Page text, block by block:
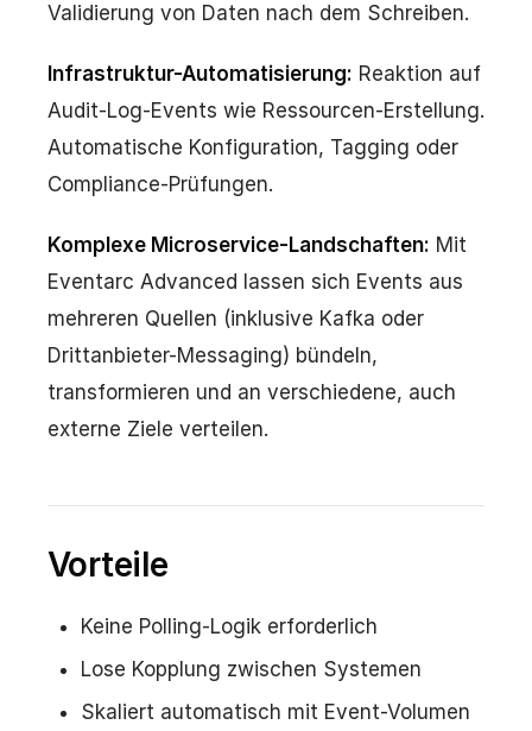
Validierung von Daten nach dem Schreiben.
Infrastruktur-Automatisierung: Reaktion auf
Audit-Log-Events wie Ressourcen-Erstellung.
Automatische Konfiguration, Tagging oder
Compliance-Prüfungen.
Komplexe Microservice-Landschaften: Mit
Eventarc Advanced lassen sich Events aus
mehreren Quellen (inklusive Kafka oder
Drittanbieter-Messaging) bündeln,
transformieren und an verschiedene, auch
externe Ziele verteilen.
Vorteile
Keine Polling-Logik erforderlich
Lose Kopplung zwischen Systemen
Skaliert automatisch mit Event-Volumen